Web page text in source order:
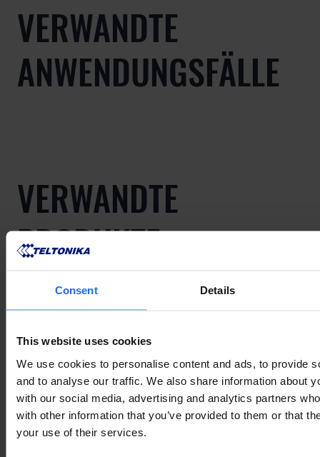
Consent Details
This website uses cookies
We use cookies to personalise content and ads, to provide
and to analyse our traffic. We also share information about
with our social media, advertising and analytics partners
with other information that you’ve provided to them or that
your use of their services.
VERWANDTE
ANWENDUNGSFÄLLE
VERWANDTE
PRODUKTE
Mehr anzeigen
VERWANDTES
ZUBEHÖR